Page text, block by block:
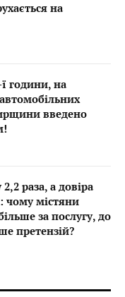
на
години, на
введено
раза, а довіра
чому містяни
за послугу, до
претензій?